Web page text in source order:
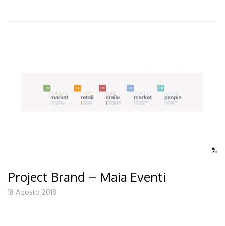
Project Brand – Maia Eventi
18 Agosto 2018